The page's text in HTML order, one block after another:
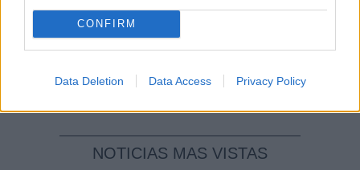
CONFIRM
Data Deletion Data Access Privacy Policy
Clara Campoamor: Mi sueño,
mi pesadilla
NOTICIAS MAS VISTAS